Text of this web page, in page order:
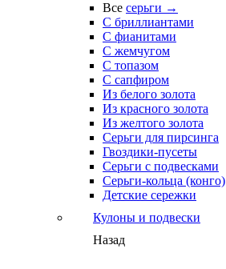
Все серьги →
С бриллиантами
С фианитами
С жемчугом
С топазом
С сапфиром
Из белого золота
Из красного золота
Из желтого золота
Серьги для пирсинга
Гвоздики-пусеты
Серьги с подвесками
Серьги-кольца (конго)
Детские сережки
Кулоны и подвески
Назад